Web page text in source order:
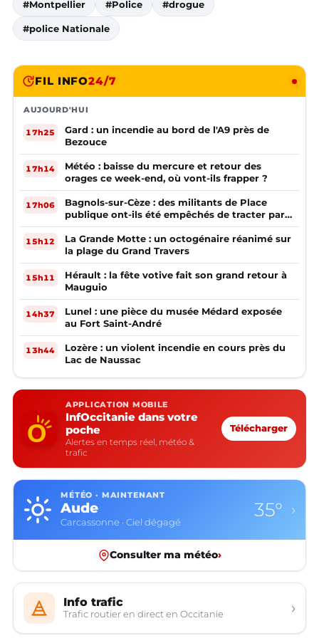
#Montpellier #Police #drogue
#police Nationale
FIL INFO24/7
AUJOURD'HUI
17h25
Gard : un incendie au bord de l'A9 près de
Bezouce
17h14
Météo : baisse du mercure et retour des
orages ce week-end, où vont-ils frapper ?
17h06
Bagnols-sur-Cèze : des militants de Place
publique ont-ils été empêchés de tracter par
la mairie ?
15h12
La Grande Motte : un octogénaire réanimé sur
la plage du Grand Travers
15h11
Hérault : la fête votive fait son grand retour à
Mauguio
14h37
Lunel : une pièce du musée Médard exposée
au Fort Saint-André
13h44
Lozère : un violent incendie en cours près du
Lac de Naussac
APPLICATION MOBILE
InfOccitanie dans votre
poche
Alertes en temps réel, météo &
trafic
Télécharger
MÉTÉO · MAINTENANT
Aude
Carcassonne · Ciel dégagé
35° ›
Consulter ma météo›
Info trafic
Trafic routier en direct en Occitanie ›